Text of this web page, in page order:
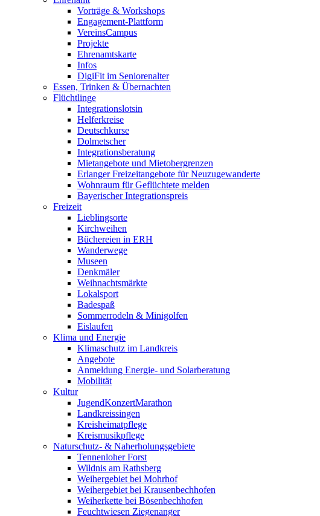
Vorträge & Workshops
Engagement-Plattform
VereinsCampus
Projekte
Ehrenamtskarte
Infos
DigiFit im Seniorenalter
Essen, Trinken & Übernachten
Flüchtlinge
Integrationslotsin
Helferkreise
Deutschkurse
Dolmetscher
Integrationsberatung
Mietangebote und Mietobergrenzen
Erlanger Freizeitangebote für Neuzugewanderte
Wohnraum für Geflüchtete melden
Bayerischer Integrationspreis
Freizeit
Lieblingsorte
Kirchweihen
Büchereien in ERH
Wanderwege
Museen
Denkmäler
Weihnachtsmärkte
Lokalsport
Badespaß
Sommerrodeln & Minigolfen
Eislaufen
Klima und Energie
Klimaschutz im Landkreis
Angebote
Anmeldung Energie- und Solarberatung
Mobilität
Kultur
JugendKonzertMarathon
Landkreissingen
Kreisheimatpflege
Kreismusikpflege
Naturschutz- & Naherholungsgebiete
Tennenloher Forst
Wildnis am Rathsberg
Weihergebiet bei Mohrhof
Weihergebiet bei Krausenbechhofen
Weiherkette bei Bösenbechhofen
Feuchtwiesen Ziegenanger